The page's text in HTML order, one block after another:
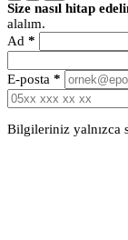
Size nasıl hitap
alalım.
Ad *
E-posta *
Bilgileriniz yalnızca